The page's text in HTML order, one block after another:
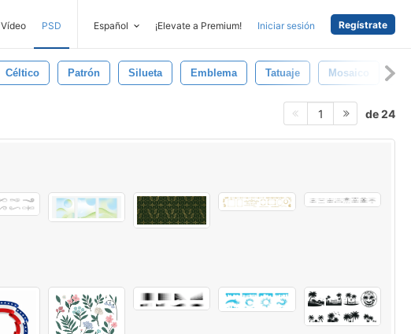
Vídeo PSD Español ¡Elevate a Premium! Iniciar sesión Regístrate
Céltico Patrón Silueta Emblema Tatuaje Mosaico
1 de 24